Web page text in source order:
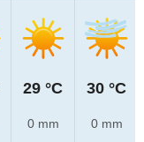
29 °C
0 mm
30 °C
0 mm